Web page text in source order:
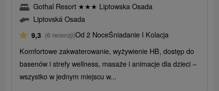
Gothal Resort ★★★ Liptowska Osada
Liptovská Osada
9,3 (6 recenzji)Od 2 NoceŚniadanie I Kolacja
Komfortowe zakwaterowanie, wyżywienie HB, dostęp do
basenów i strefy wellness, masaże i animacje dla dzieci –
wszystko w jednym miejscu w...